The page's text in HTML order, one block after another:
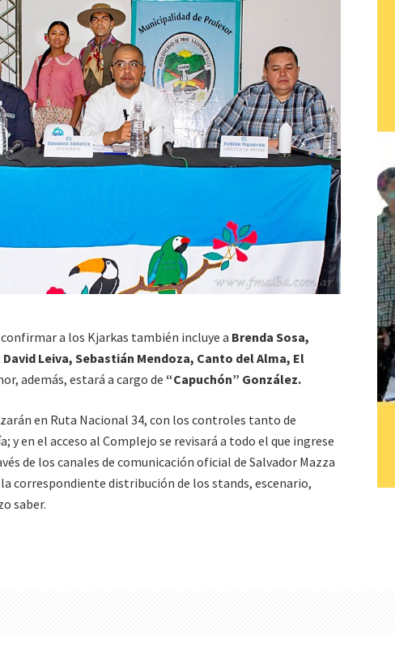
a los Kjarkas también incluye a Brenda Sosa,
Leiva, Sebastián Mendoza, Canto del Alma, El
además, estará a cargo de “Capuchón” González.
en Ruta Nacional 34, con los controles tanto de
y en el acceso al Complejo se revisará a todo el que ingrese
de los canales de comunicación oficial de Salvador Mazza
correspondiente distribución de los stands, escenario,
saber.